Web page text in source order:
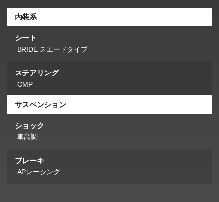
内装系
シート
BRIDE スエードタイプ
ステアリング
OMP
サスペンション
ショック
車高調
ブレーキ
APレーシング